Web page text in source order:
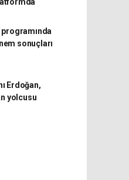
programında
sonuçları
Erdoğan,
yolcusu